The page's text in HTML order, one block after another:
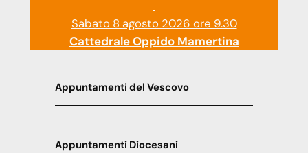
Sabato 8 agosto 2026 ore 9.30
Cattedrale Oppido Mamertina
Appuntamenti del Vescovo
Appuntamenti Diocesani